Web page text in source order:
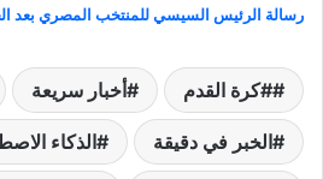
رسالة الرئيس السيسي للمنتخب المصري بعد
#كرة القدم أخبار سريعة
الخبر في دقيقة الذكاء